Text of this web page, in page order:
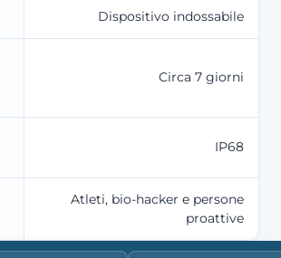
Dispositivo indossabile
Circa 7 giorni
IP68
Atleti, bio-hacker e persone
proattive